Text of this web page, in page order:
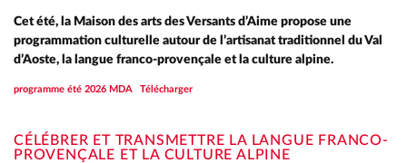
Cet été, la Maison des arts des Versants d’Aime propose une
programmation culturelle autour de l’artisanat traditionnel du Val
d’Aoste, la langue franco-provençale et la culture alpine.
programme été 2026 MDA Télécharger
CÉLÉBRER ET TRANSMETTRE LA LANGUE FRANCO-
PROVENÇALE ET LA CULTURE ALPINE